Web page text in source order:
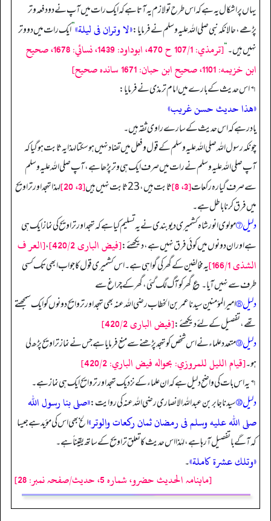
یہاں پر اشکال یہ ہے کہ اس طرح تو لازم یہ آتا ہے کہ ایک رات میں آپ نے دو دفعہ وتر
پڑھے، حالانکہ نبی صلی اللہ علیہ وسلم نے فرمایا:«لا وتران فى ليلة»”ایک رات میں دو وتر
نہیں ہیں۔“
[ترمذي: 107/1 ح 470، ابوداود: 1439، نسائي: 1678، صحيح
ابن خزيمه: 1101، صحيح ابن حبان: 1671 سانده صحيح]
↰ اس حدیث کے بارے میں امام ترمذی نے فرمایا:
«هذا حديث حسن غريب»
یاد رہے کہ اس حدیث کے سارے راوی ثقہ ہیں۔
چونکہ رسول اللہ صلی اللہ علیہ وسلم کے قول و فعل میں تضاد نہیں ہو سکتا لہذا یہ ثابت ہوگیا کہ
آپ صلی اللہ علیہ وسلم نے رات میں صرف ایک ہی وتر پڑھا ہے، آپ صلی اللہ علیہ وسلم
سے صرف گیارہ رکعات[3، 8] ثابت ہیں، 23 ثابت نہیں ہیں [3، 20]
لہذا تہجد اور تراویح
میں فرق کرنا باطل ہے۔
دلیل ⑦مولوی انور شاہ کشمیری دیوبندی نے یہ تسلیم کیا ہے کہ تہجد اور تراویح کی نماز ایک ہی
ہے اور ان دونوں میں کوئی فرق نہیں ہے، دیکھئے:[فیض الباری 420/2] ،[العر ف
الشذی 166/1]
یہ مخالفین کے گھر کی گواہی ہے۔ اس کشمیری قول کا جواب ابھی تک کسی
طرف سے نہیں آیا۔ ؏ گھر کو آگ لگ گئی، گھر کے چراغ سے
دلیل ⑧امیر المؤمنین سیدنا عمر بن الخطاب رضی اللہ عنہ بھی تہجد اور تروایح دونوں کو ایک سمجھتے
تھے، تفصیل کے لئے دیکھئے:[فیض الباری 420/2]
دلیل ⑨متعدد علماء نے اس شخص کو تہجد پڑھنے سے منع فرمایا ہے جس نے نماز تراویح پڑھ لی
ہو۔[قيام الليل للمروزي: بحواله فيض الباري: 420/2]
↰ یہ اس بات کی واضح دلیل ہے کہ ان علماء کے نزدیک تہجد اور تروایح ایک ہی نماز ہے۔
دلیل ⑩سیدنا جابر بن عبداللہ الانصاری رضی اللہ عنہ کی روایت:«صلى بنا رسول الله
صلى الله عليه وسلم فى رمضان ثمان ركعات والوتر»الخ بھی اس کی مؤید ہے جیسا
کہ آگے باتفصیل آ رہا ہے، لہٰذا اس حدیث کا تعلق تراویح کے ساتھ یقیناً ہے۔
«وتلك عشرة كاملة»۔
[ماہنامہ الحدیث حضرو، شمارہ 5، حدیث/صفحہ نمبر: 28]